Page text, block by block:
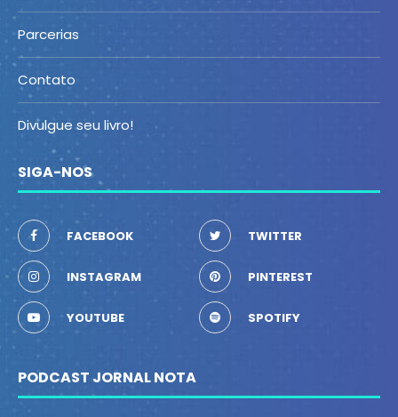
Parcerias
Contato
Divulgue seu livro!
SIGA-NOS
FACEBOOK TWITTER
INSTAGRAM PINTEREST
YOUTUBE SPOTIFY
PODCAST JORNAL NOTA